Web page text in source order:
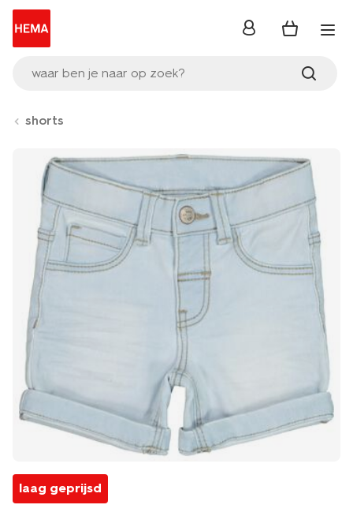
waar ben je naar op zoek?
inloggen
shorts
laag geprijsd